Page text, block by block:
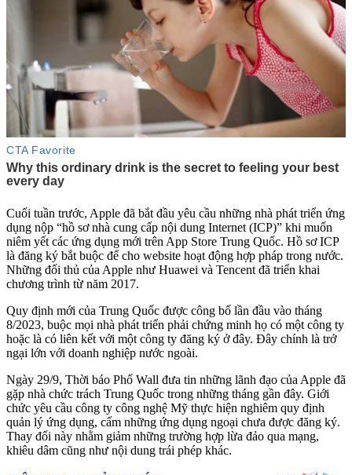
Cuối tuần trước, Apple đã bắt đầu yêu cầu những nhà phát triển ứng
dụng nộp “hồ sơ nhà cung cấp nội dung Internet (ICP)” khi muốn
niêm yết các ứng dụng mới trên App Store Trung Quốc. Hồ sơ ICP
là đăng ký bắt buộc để cho website hoạt động hợp pháp trong nước.
Những đối thủ của Apple như Huawei và Tencent đã triển khai
chương trình từ năm 2017.
Quy định mới của Trung Quốc được công bố lần đầu vào tháng
8/2023, buộc mọi nhà phát triển phải chứng minh họ có một công ty
hoặc là có liên kết với một công ty đăng ký ở đây. Đây chính là trở
ngại lớn với doanh nghiệp nước ngoài.
Ngày 29/9, Thời báo Phố Wall đưa tin những lãnh đạo của Apple đã
gặp nhà chức trách Trung Quốc trong những tháng gần đây. Giới
chức yêu cầu công ty công nghệ Mỹ thực hiện nghiêm quy định
quản lý ứng dụng, cấm những ứng dụng ngoại chưa được đăng ký.
Thay đổi này nhằm giảm những trường hợp lừa đảo qua mạng,
khi‌ּêu dâ‌ּm cũng như nội dung trái phép khác.